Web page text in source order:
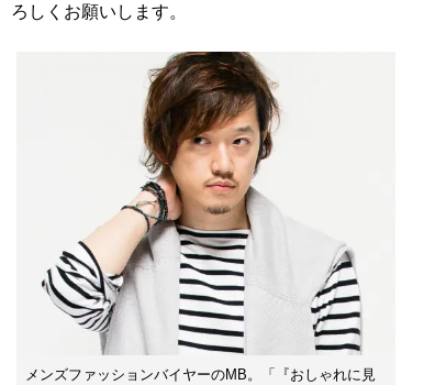
ろしくお願いします。
メンズファッションバイヤーのMB。「『おしゃれに見